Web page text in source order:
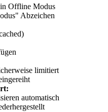
Offline Modus
Abzeichen
limitiert
automatisch